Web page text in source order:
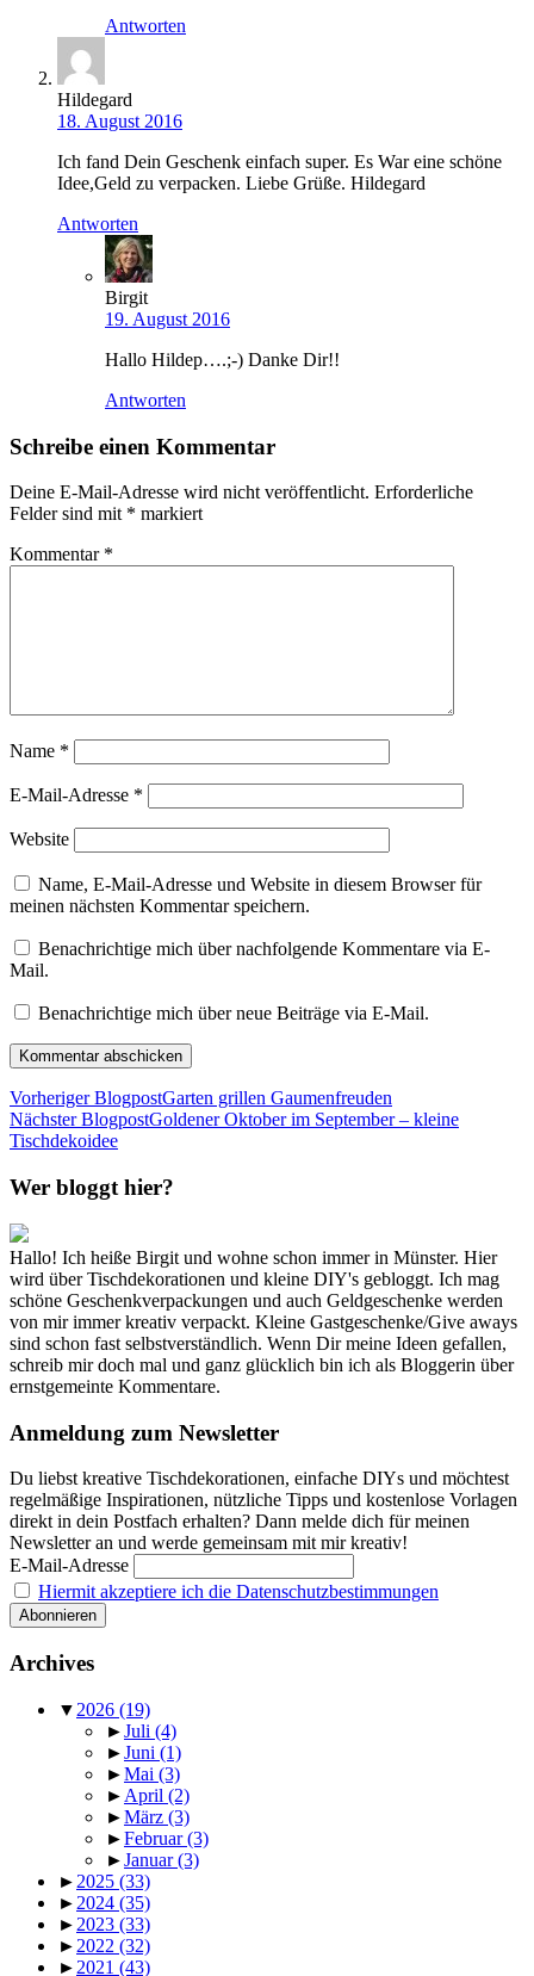
Antworten
Hildegard
18. August 2016
Ich fand Dein Geschenk einfach super. Es War eine schöne
Idee,Geld zu verpacken. Liebe Grüße. Hildegard
Antworten
Birgit
19. August 2016
Hallo Hildep….;-) Danke Dir!!
Antworten
Schreibe einen Kommentar
Deine E-Mail-Adresse wird nicht veröffentlicht. Erforderliche
Felder sind mit * markiert
Kommentar *
Name *
E-Mail-Adresse *
Website
Name, E-Mail-Adresse und Website in diesem Browser für
meinen nächsten Kommentar speichern.
Benachrichtige mich über nachfolgende Kommentare via E-
Mail.
Benachrichtige mich über neue Beiträge via E-Mail.
Vorheriger BlogpostGarten grillen Gaumenfreuden
Nächster BlogpostGoldener Oktober im September – kleine
Tischdekoidee
Wer bloggt hier?
Hallo! Ich heiße Birgit und wohne schon immer in Münster. Hier
wird über Tischdekorationen und kleine DIY's gebloggt. Ich mag
schöne Geschenkverpackungen und auch Geldgeschenke werden
von mir immer kreativ verpackt. Kleine Gastgeschenke/Give aways
sind schon fast selbstverständlich. Wenn Dir meine Ideen gefallen,
schreib mir doch mal und ganz glücklich bin ich als Bloggerin über
ernstgemeinte Kommentare.
Anmeldung zum Newsletter
Du liebst kreative Tischdekorationen, einfache DIYs und möchtest
regelmäßige Inspirationen, nützliche Tipps und kostenlose Vorlagen
direkt in dein Postfach erhalten? Dann melde dich für meinen
Newsletter an und werde gemeinsam mit mir kreativ!
E-Mail-Adresse
Hiermit akzeptiere ich die Datenschutzbestimmungen
Archives
▼ 2026 (19)
►Juli (4)
►Juni (1)
►Mai (3)
► April (2)
►März (3)
►Februar(3)
►Januar(3)
► 2025 (33)
► 2024 (35)
► 2023 (33)
► 2022 (32)
► 2021 (43)